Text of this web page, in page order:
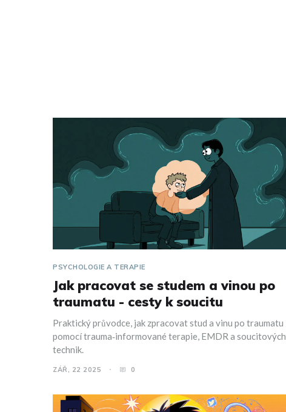
PSYCHOLOGIE A TERAPIE
Jak pracovat se studem a vinou po
traumatu - cesty k soucitu
Praktický průvodce, jak zpracovat stud a vinu po traumatu
pomocí trauma‑informované terapie, EMDR a soucitových
technik.
ZÁŘ, 22 2025 0